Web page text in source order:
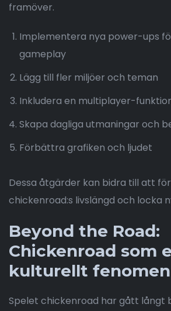
framöver.
Implementera nya power-ups
gameplay
Lägg till fler miljöer och teman
Inkludera en multiplayer-
Skapa dagliga utmaningar och
Förbättra grafiken och ljudet
Dessa åtgärder kan bidra till att
chickenroad:s livslängd och locka
Beyond the Road:
Chickenroad som
kulturellt fenomen
Spelet chickenroad har gått långt